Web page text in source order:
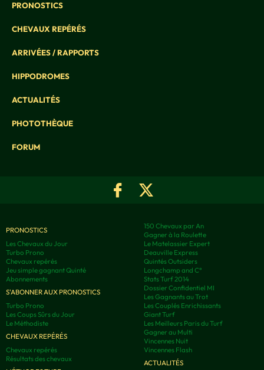
PRONOSTICS
CHEVAUX REPÉRÉS
ARRIVÉES / RAPPORTS
HIPPODROMES
ACTUALITÉS
PHOTOTHÈQUE
FORUM
PRONOSTICS
Les Chevaux du Jour
Turbo Prono
Chevaux repérés
Jeu simple gagnant Quinté
Abonnements
S'ABONNER AUX PRONOSTICS
Turbo Prono
Les Coups Sûrs du Jour
Le Méthodiste
CHEVAUX REPÉRÉS
Chevaux repérés
Résultats des chevaux
150 Chevaux par An
Gagner à la Roulette
Le Matelassier Expert
Deauville Express
Quintés Outsiders
Longchamp and C°
Stats Turf 2014
Dossier Confidentiel MI
Les Gagnants au Trot
Les Couplés Enrichissants
Giant Turf
Les Meilleurs Paris du Turf
Gagner au Multi
Vincennes Nuit
Vincennes Flash
ACTUALITÉS